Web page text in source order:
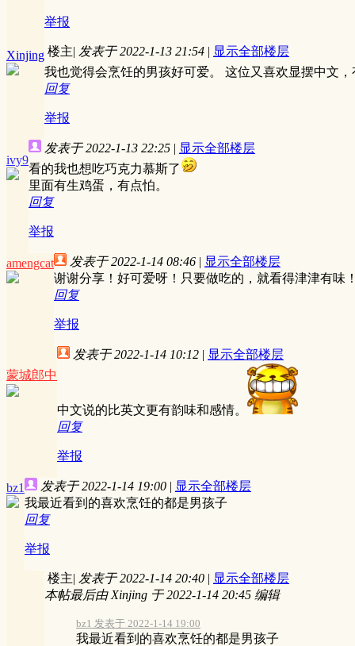
举报
Xinjing 楼主| 发表于 2022-1-13 21:54 | 显示全部楼层
我也觉得会烹饪的男孩好可爱。 这位又喜欢显摆中文
回复
举报
ivy9
发表于 2022-1-13 22:25 | 显示全部楼层
看的我也想吃巧克力慕斯了
里面有生鸡蛋，有点怕。
回复
举报
amengcat 发表于 2022-1-14 08:46 | 显示全部楼层
谢谢分享！好可爱呀！只要做吃的，就看得津津有味
回复
举报
蒙城郎中
发表于 2022-1-14 10:12 | 显示全部楼层
中文说的比英文更有韵味和感情。
回复
举报
bz1 发表于 2022-1-14 19:00 | 显示全部楼层
我最近看到的喜欢烹饪的都是男孩子
回复
举报
楼主| 发表于 2022-1-14 20:40 | 显示全部楼层
本帖最后由 Xinjing 于 2022-1-14 20:45 编辑
bz1 发表于 2022-1-14 19:00
我最近看到的喜欢烹饪的都是男孩子